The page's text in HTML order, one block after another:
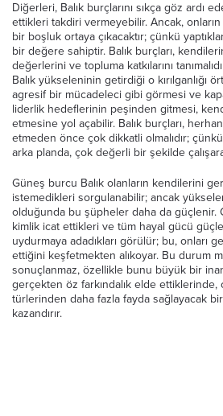
Diğerleri, Balık burçlarını sıkça göz ardı
ettikleri takdiri vermeyebilir. Ancak, onların
bir boşluk ortaya çıkacaktır; çünkü
bir değere sahiptir. Balık burçları,
değerlerini ve topluma katkılarını
Balık yükseleninin getirdiği o kırılganlığı
agresif bir mücadeleci gibi görmesi ve
liderlik hedeflerinin peşinden gitmesi,
etmesine yol açabilir. Balık burçları,
etmeden önce çok dikkatli olmalıdır;
arka planda, çok değerli bir şekilde
Güneş burcu Balık olanların kendilerini
istemedikleri sorgulanabilir; ancak
olduğunda bu şüpheler daha da güçlenir.
kimlik icat ettikleri ve tüm hayal gücü
uydurmaya adadıkları görülür; bu, onları
ettiğini keşfetmekten alıkoyar. Bu durum
sonuçlanmaz, özellikle bunu büyük bir
gerçekten öz farkındalık elde
türlerinden daha fazla fayda sağlayacak
kazandırır.